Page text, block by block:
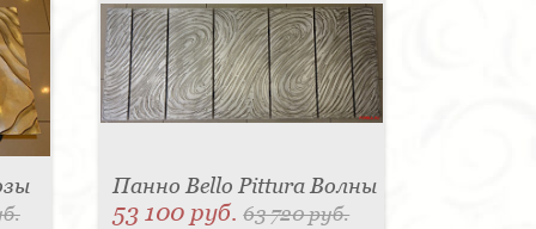
Панно Bello Pittura Волны
53 100 руб.63 720 руб.